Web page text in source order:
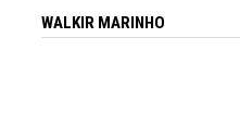
WALKIR MARINHO